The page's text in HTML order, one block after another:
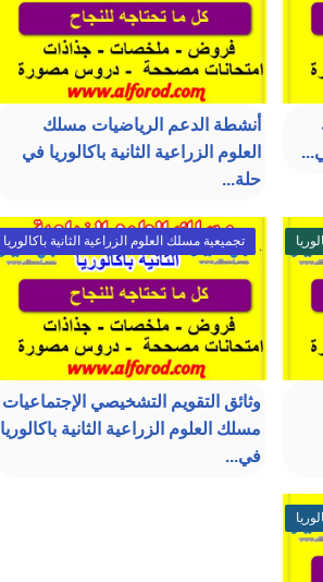
أنشطة الدعم الرياضيات مسلك
العلوم الزراعية الثانية باكالوريا في
حلة...
تجميعية مسلك العلوم الزراعية الثانية باكالوريا
وثائق التقويم التشخيصي الإجتماعيات
مسلك العلوم الزراعية الثانية باكالوريا
في...